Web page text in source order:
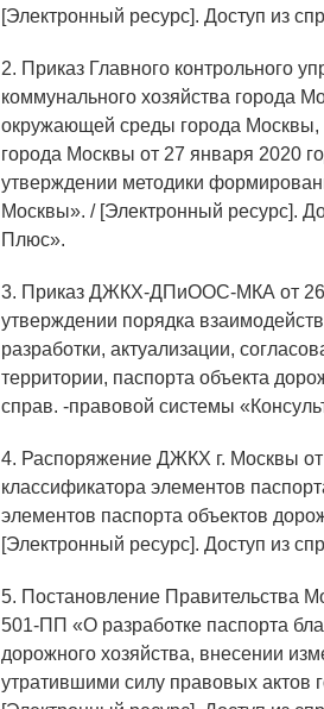
[Электронный ресурс]. Доступ из
2. Приказ Главного контрольного
коммунального хозяйства города
окружающей среды города Москвы,
города Москвы от 27 января 2020
утверждении методики
Москвы». / [Электронный ресурс].
Плюс».
3. Приказ ДЖКХ-ДПиООС-МКА от
утверждении порядка
разработки, актуализации,
территории, паспорта объекта
справ. -правовой системы
4. Распоряжение ДЖКХ г. Москвы
классификатора элементов
элементов паспорта объектов
[Электронный ресурс]. Доступ из
5. Постановление Правительства
501-ПП «О разработке паспорта
дорожного хозяйства, внесении
утратившими силу правовых актов